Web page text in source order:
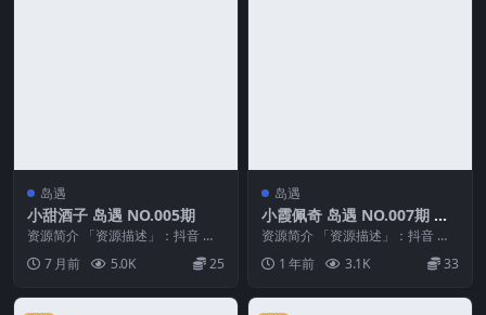
岛遇
小甜酒子 岛遇 NO.005期
资源简介 「资源描述」：抖音 小
甜酒子 岛遇 NO.005期 【39P4V】
「...7 月前 5.0K 25
岛遇
小霞佩奇 岛遇 NO.007期 最
新至：2025.6.29
资源简介 「资源描述」：抖音 小
霞佩奇 岛遇 NO.007期 【9P1V】
最新至...
1 年前 3.1K 33